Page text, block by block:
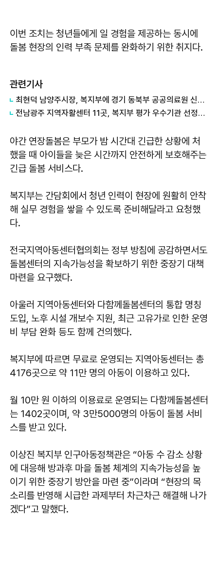
이번 조치는 청년들에게 일 경험을 제공하는 동시에
돌봄 현장의 인력 부족 문제를 완화하기 위한 취지다.
관련기사
최현덕 남양주시장, 복지부에 경기 동북부 공공의료원 신속예타 요청
전남광주 지역자활센터 11곳, 복지부 평가 우수기관 선정…전국 두 번째 성과
야간 연장돌봄은 부모가 밤 시간대 긴급한 상황에 처
했을 때 아이들을 늦은 시간까지 안전하게 보호해주는
긴급 돌봄 서비스다.
복지부는 간담회에서 청년 인력이 현장에 원활히 안착
해 실무 경험을 쌓을 수 있도록 준비해달라고 요청했
다.
전국지역아동센터협의회는 정부 방침에 공감하면서도
돌봄센터의 지속가능성을 확보하기 위한 중장기 대책
마련을 요구했다.
아울러 지역아동센터와 다함께돌봄센터의 통합 명칭
도입, 노후 시설 개보수 지원, 최근 고유가로 인한 운영
비 부담 완화 등도 함께 건의했다.
복지부에 따르면 무료로 운영되는 지역아동센터는 총
4176곳으로 약 11만 명의 아동이 이용하고 있다.
월 10만 원 이하의 이용료로 운영되는 다함께돌봄센터
는 1402곳이며, 약 3만5000명의 아동이 돌봄 서비
스를 받고 있다.
이상진 복지부 인구아동정책관은 “아동 수 감소 상황
에 대응해 방과후 마을 돌봄 체계의 지속가능성을 높
이기 위한 중장기 방안을 마련 중”이라며 “현장의 목
소리를 반영해 시급한 과제부터 차근차근 해결해 나가
겠다”고 말했다.